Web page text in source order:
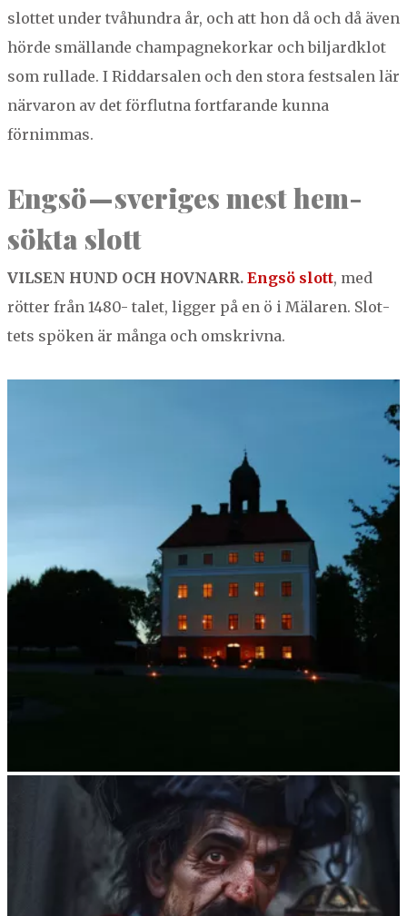
slot­tet under tvåhun­dra år, och att hon då och då även
hörde smäl­lande cham­pag­neko­rkar och bil­jard­klot
som rul­lade. I Rid­darsalen och den sto­ra fest­salen lär
när­varon av det för­flut­na fort­farande kun­na
förnimmas.
Engsö — sveriges mest hem­
sök­ta slott
VILSEN HUND OCH HOV­NARR. Engsö slott, med
röt­ter från 1480-­ talet, lig­ger på en ö i Mälaren. Slot­
tets spöken är mån­ga och omskrivna.